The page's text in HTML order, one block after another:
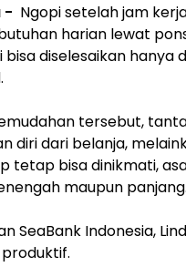
- Ngopi setelah jam
harian lewat
bisa diselesaikan
tersebut,
diri dari belanja,
tetap bisa dinikmati,
maupun
SeaBank Indonesia,